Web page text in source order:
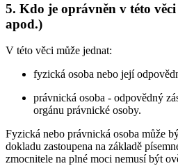
5. Kdo je oprávněn v této
apod.)
V této věci může jednat:
fyzická osoba nebo její
právnická osoba - odpovědný
orgánu právnické osoby.
Fyzická nebo právnická osoba může
dokladu zastoupena na základě
zmocnitele na plné moci nemusí být